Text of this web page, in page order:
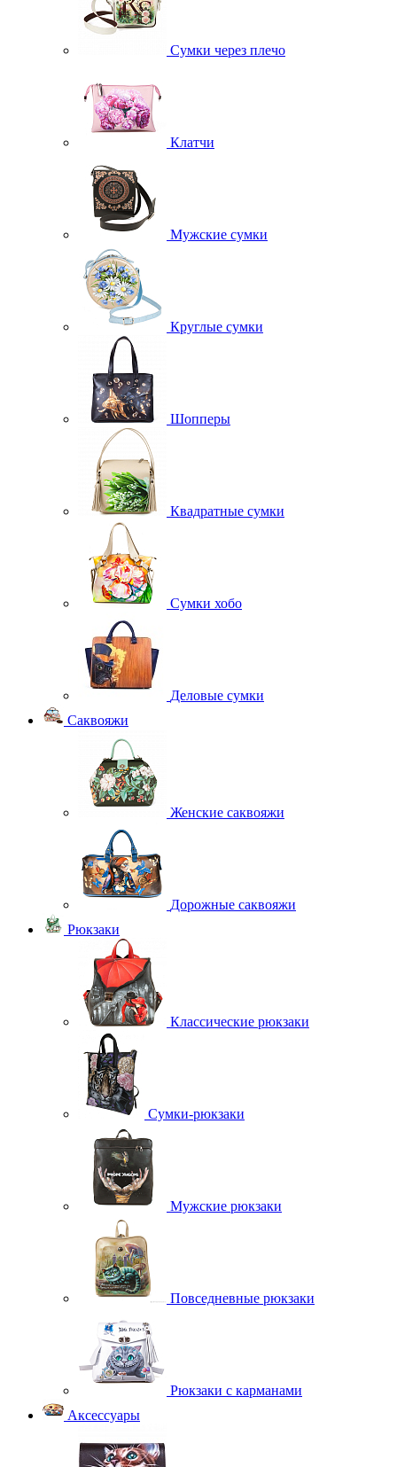
Сумки через плечо
Клатчи
Мужские сумки
Круглые сумки
Шопперы
Квадратные сумки
Сумки хобо
Деловые сумки
Саквояжи
Женские саквояжи
Дорожные саквояжи
Рюкзаки
Классические рюкзаки
Сумки-рюкзаки
Мужские рюкзаки
Повседневные рюкзаки
Рюкзаки с карманами
Аксессуары